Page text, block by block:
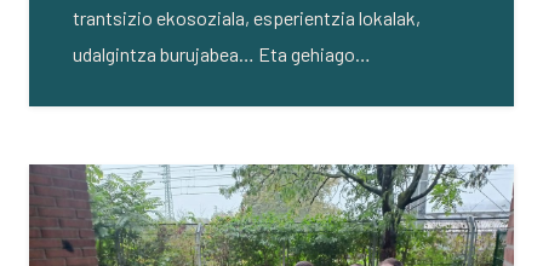
trantsizio ekosoziala, esperientzia lokalak,
udalgintza burujabea… Eta gehiago…